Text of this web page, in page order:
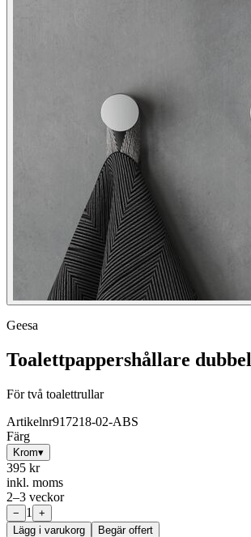
Geesa
Toalettpappershållare dubbel
För två toalettrullar
Artikelnr917218-02-ABS
Färg
Krom▾
395 kr
inkl. moms
2–3 veckor
− 1
+
Lägg i varukorg
Begär offert